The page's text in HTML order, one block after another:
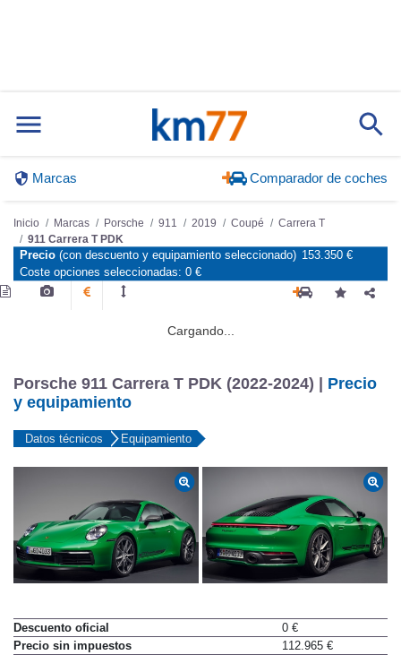
Marcas Comparador de coches
Inicio Marcas Porsche 911 2019 Coupé
Carrera T
911 Carrera T PDK
Cargando...
Porsche 911 Carrera T PDK (2022-2024) | Precio
y equipamiento
Datos técnicos Equipamiento
Precio (con descuento y equipamiento seleccionado) 153.350 €
Coste opciones seleccionadas: 0 €
Descuento oficial
0 €
Precio sin impuestos
112.965 €